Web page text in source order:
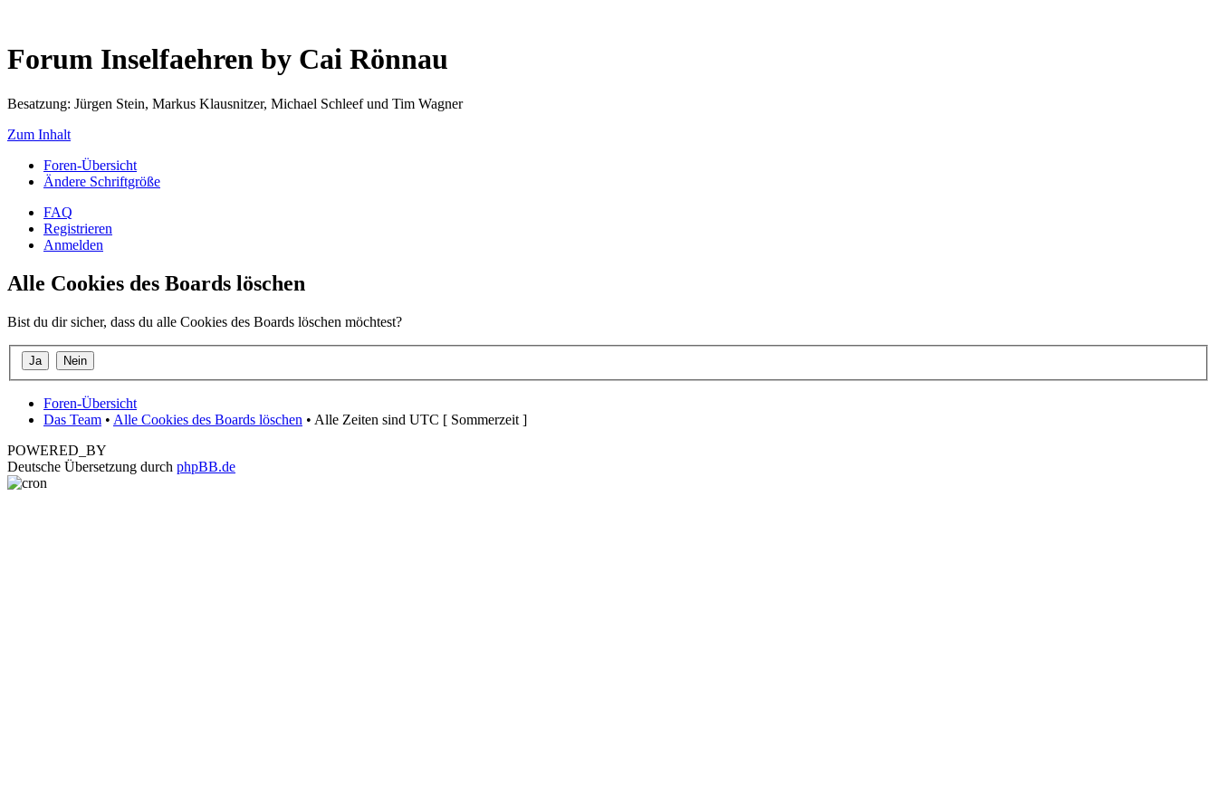
Forum Inselfaehren by Cai Rönnau
Besatzung: Jürgen Stein, Markus Klausnitzer, Michael Schleef und Tim Wagner
Zum Inhalt
Foren-Übersicht
Ändere Schriftgröße
FAQ
Registrieren
Anmelden
Alle Cookies des Boards löschen
Bist du dir sicher, dass du alle Cookies des Boards löschen möchtest?
Foren-Übersicht
Das Team • Alle Cookies des Boards löschen • Alle Zeiten sind UTC [ Sommerzeit ]
POWERED_BY
Deutsche Übersetzung durch phpBB.de